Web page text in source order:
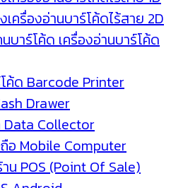
เครื่องอ่านบาร์โค้ดไร้สาย 2D
บาร์โค้ด เครื่องอ่านบาร์โค้ด
ค้ด Barcode Printer
Drawer
Data Collector
อ Mobile Computer
น POS (Point Of Sale)